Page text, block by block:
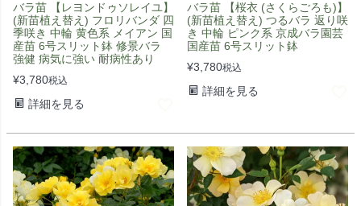
バラ苗 【レヨンドゥソレイユ】
(新苗植え替え) フロリバンダ 四
季咲き 中輪 黄色系 メイアン 国
産苗 6号スリット鉢 修景バラ
強健 病気に強い 耐病性あり
¥3,780税込
詳細を見る
バラ苗 【桜衣 (さくらごろも)】
(新苗植え替え) つるバラ 返り咲
き 中輪 ピンク系 京成バラ園芸
国産苗 6号スリット鉢
¥3,780税込
詳細を見る